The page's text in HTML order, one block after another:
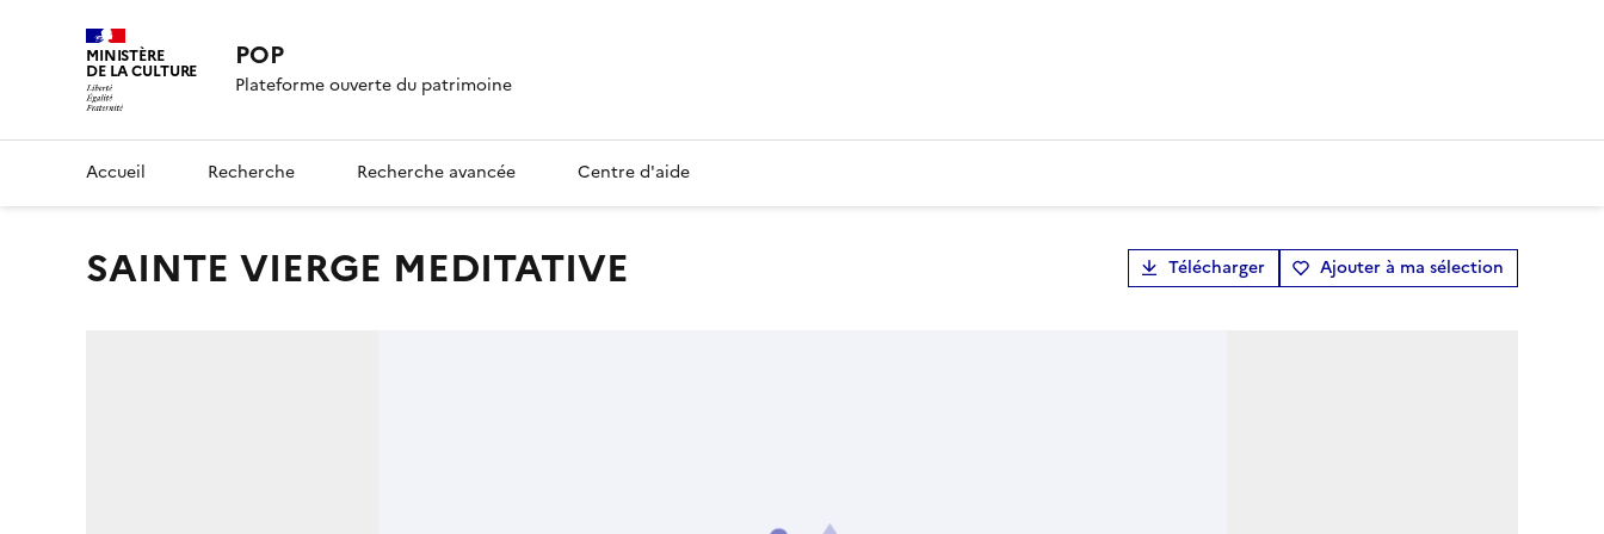
MINISTÈRE
DE LA CULTURE POP
Plateforme ouverte du patrimoine
Accueil Recherche Recherche avancée Centre d'aide
SAINTE VIERGE MEDITATIVE Télécharger Ajouter à ma sélection